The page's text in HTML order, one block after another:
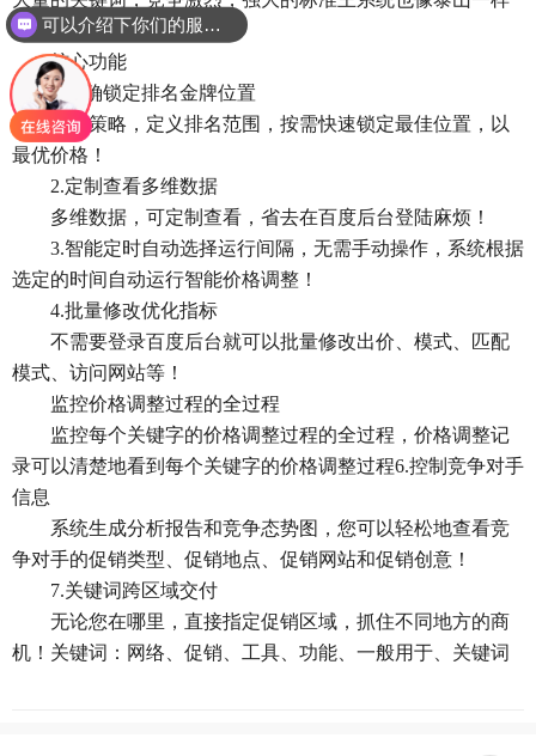
稳定。
核心功能
1.准确锁定排名金牌位置
多种策略，定义排名范围，按需快速锁定最佳位置，以
最优价格！
2.定制查看多维数据
多维数据，可定制查看，省去在百度后台登陆麻烦！
3.智能定时自动选择运行间隔，无需手动操作，系统根据
选定的时间自动运行智能价格调整！
4.批量修改优化指标
不需要登录百度后台就可以批量修改出价、模式、匹配
模式、访问网站等！
监控价格调整过程的全过程
监控每个关键字的价格调整过程的全过程，价格调整记
录可以清楚地看到每个关键字的价格调整过程6.控制竞争对手
信息
系统生成分析报告和竞争态势图，您可以轻松地查看竞
争对手的促销类型、促销地点、促销网站和促销创意！
7.关键词跨区域交付
无论您在哪里，直接指定促销区域，抓住不同地方的商
机！关键词：网络、促销、工具、功能、一般用于、关键词
可以介绍下你们的服务么？